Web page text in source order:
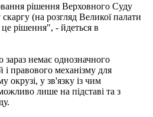
рішення Верховного Суду
(на розгляд Великої палати
рішення", - йдеться в
немає однозначного
правового механізму для
окрузі, у зв'язку із чим
лише на підставі та з